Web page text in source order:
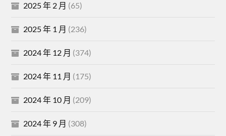
2025 年 2 月 (65)
2025 年 1 月 (236)
2024 年 12 月 (374)
2024 年 11 月 (175)
2024 年 10 月 (209)
2024 年 9 月 (308)